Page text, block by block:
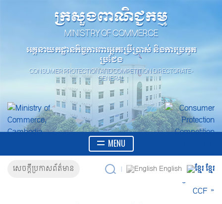
ក្រសួងពាណិជ្ជកម្ម
MINISTRY OF COMMERCE
អគ្គនាយកដ្ឋានកិច្ចការពារអ្នកប្រើប្រាស់ និងការប្រកួត
ប្រជែង
CONSUMER PROTECTION AND COMPETITION DIRECTORATE-
GENERAL
MENU
សេចក្តីប្រកាសព័ត៌មាន | English ខ្មែរ